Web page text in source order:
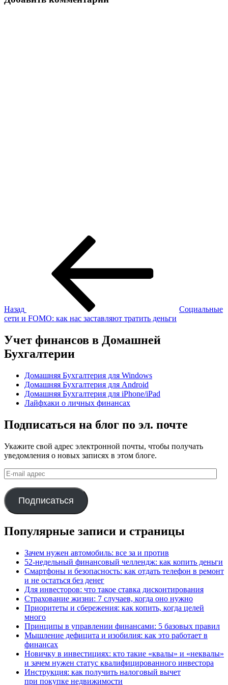
Назад
Социальные
сети и FOMO: как нас заставляют тратить деньги
Учет финансов в Домашней
Бухгалтерии
Домашняя Бухгалтерия для Windows
Домашняя Бухгалтерия для Android
Домашняя Бухгалтерия для iPhone/iPad
Лайфхаки о личных финансах
Подписаться на блог по эл. почте
Укажите свой адрес электронной почты, чтобы получать
уведомления о новых записях в этом блоге.
E-
mail
адрес
Подписаться
Популярные записи и страницы
Зачем нужен автомобиль: все за и против
52-недельный финансовый челлендж: как копить деньги
Смартфоны и безопасность: как отдать телефон в ремонт
и не остаться без денег
Для инвесторов: что такое ставка дисконтирования
Страхование жизни: 7 случаев, когда оно нужно
Приоритеты и сбережения: как копить, когда целей
много
Принципы в управлении финансами: 5 базовых правил
Мышление дефицита и изобилия: как это работает в
финансах
Новичку в инвестициях: кто такие «квалы» и «неквалы»
и зачем нужен статус квалифицированного инвестора
Инструкция: как получить налоговый вычет
при покупке недвижимости